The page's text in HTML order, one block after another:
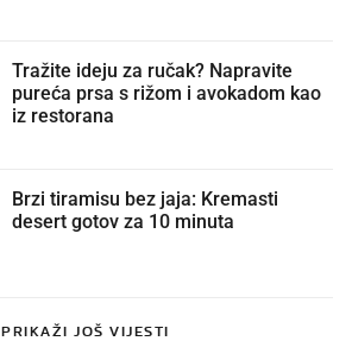
Tražite ideju za ručak? Napravite
pureća prsa s rižom i avokadom kao
iz restorana
Brzi tiramisu bez jaja: Kremasti
desert gotov za 10 minuta
PRIKAŽI JOŠ VIJESTI